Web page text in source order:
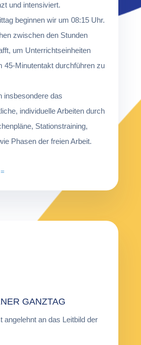
und intensiviert.
beginnen wir um 08:15 Uhr.
zwischen den Stunden
um Unterrichtseinheiten
45-Minutentakt durchführen zu
insbesondere das
individuelle Arbeiten durch
Stationstraining,
Phasen der freien Arbeit.
GANZTAG
angelehnt an das Leitbild der